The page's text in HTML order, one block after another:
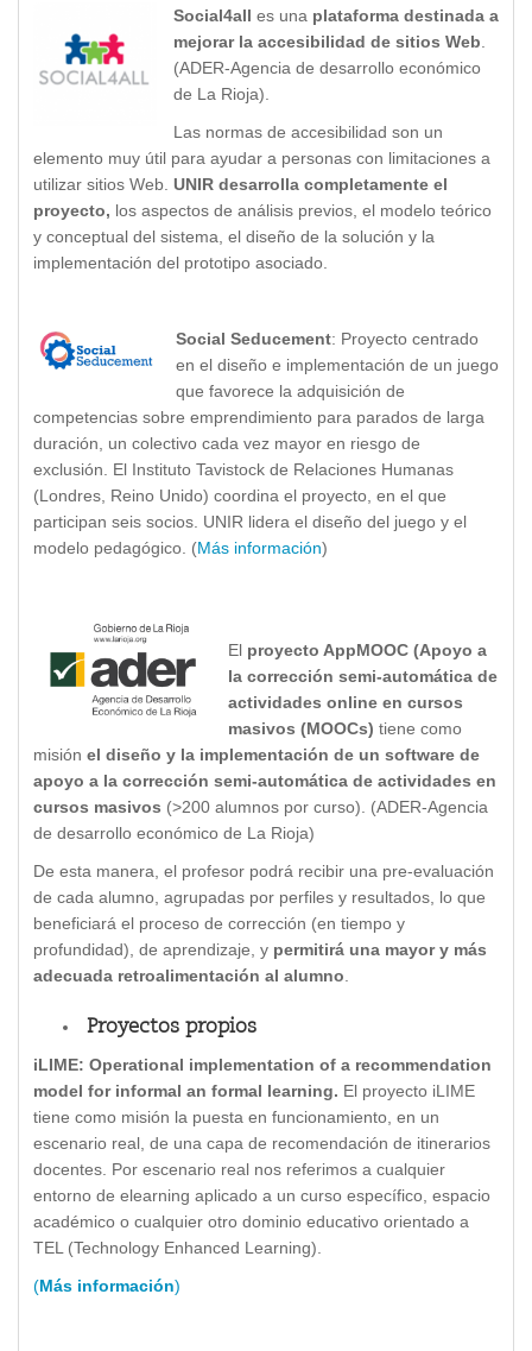
Social4all es una plataforma destinada a
mejorar la accesibilidad de sitios Web.
(ADER-Agencia de desarrollo económico
de La Rioja).
Las normas de accesibilidad son un
elemento muy útil para ayudar a personas con limitaciones a
utilizar sitios Web. UNIR desarrolla completamente el
proyecto, los aspectos de análisis previos, el modelo teórico
y conceptual del sistema, el diseño de la solución y la
implementación del prototipo asociado.
Social Seducement: Proyecto centrado
en el diseño e implementación de un juego
que favorece la adquisición de
competencias sobre emprendimiento para parados de larga
duración, un colectivo cada vez mayor en riesgo de
exclusión. El Instituto Tavistock de Relaciones Humanas
(Londres, Reino Unido) coordina el proyecto, en el que
participan seis socios. UNIR lidera el diseño del juego y el
modelo pedagógico. (Más información)
El proyecto AppMOOC (Apoyo a
la corrección semi-automática de
actividades online en cursos
masivos (MOOCs) tiene como
misión el diseño y la implementación de un software de
apoyo a la corrección semi-automática de actividades en
cursos masivos (>200 alumnos por curso). (ADER-Agencia
de desarrollo económico de La Rioja)
De esta manera, el profesor podrá recibir una pre-evaluación
de cada alumno, agrupadas por perfiles y resultados, lo que
beneficiará el proceso de corrección (en tiempo y
profundidad), de aprendizaje, y permitirá una mayor y más
adecuada retroalimentación al alumno.
Proyectos propios
iLIME: Operational implementation of a recommendation
model for informal an formal learning. El proyecto iLIME
tiene como misión la puesta en funcionamiento, en un
escenario real, de una capa de recomendación de itinerarios
docentes. Por escenario real nos referimos a cualquier
entorno de elearning aplicado a un curso específico, espacio
académico o cualquier otro dominio educativo orientado a
TEL (Technology Enhanced Learning).
(Más información)